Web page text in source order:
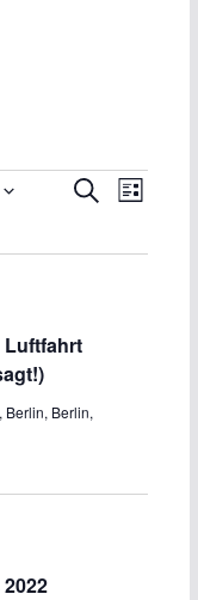
V
e
a
t
S
V
e
t
L
s
Luftfahrt
Berlin, Berlin,